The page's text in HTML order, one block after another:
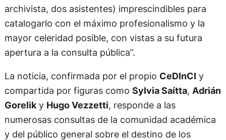
archivista, dos asistentes) imprescindibles para
catalogarlo con el máximo profesionalismo y la
mayor celeridad posible, con vistas a su futura
apertura a la consulta pública”.
La noticia, confirmada por el propio CeDInCI y
compartida por figuras como Sylvia Saítta, Adrián
Goreliky Hugo Vezzetti, responde a las
numerosas consultas de la comunidad académica
y del público general sobre el destino de los